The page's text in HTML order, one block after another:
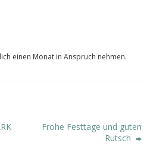
einen Monat in Anspruch nehmen.
Frohe Festtage und guten
Rutsch